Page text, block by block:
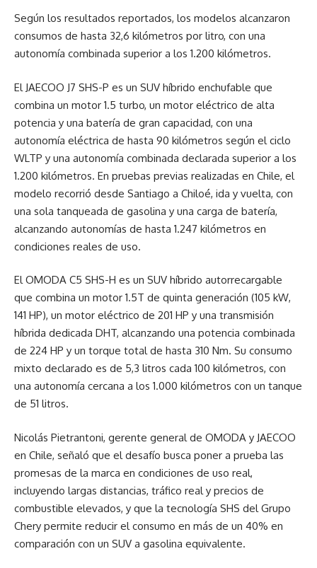
Según los resultados reportados, los modelos alcanzaron
consumos de hasta 32,6 kilómetros por litro, con una
autonomía combinada superior a los 1.200 kilómetros.
El JAECOO J7 SHS-P es un SUV híbrido enchufable que
combina un motor 1.5 turbo, un motor eléctrico de alta
potencia y una batería de gran capacidad, con una
autonomía eléctrica de hasta 90 kilómetros según el ciclo
WLTP y una autonomía combinada declarada superior a los
1.200 kilómetros. En pruebas previas realizadas en Chile, el
modelo recorrió desde Santiago a Chiloé, ida y vuelta, con
una sola tanqueada de gasolina y una carga de batería,
alcanzando autonomías de hasta 1.247 kilómetros en
condiciones reales de uso.
El OMODA C5 SHS-H es un SUV híbrido autorrecargable
que combina un motor 1.5T de quinta generación (105 kW,
141 HP), un motor eléctrico de 201 HP y una transmisión
híbrida dedicada DHT, alcanzando una potencia combinada
de 224 HP y un torque total de hasta 310 Nm. Su consumo
mixto declarado es de 5,3 litros cada 100 kilómetros, con
una autonomía cercana a los 1.000 kilómetros con un tanque
de 51 litros.
Nicolás Pietrantoni, gerente general de OMODA y JAECOO
en Chile, señaló que el desafío busca poner a prueba las
promesas de la marca en condiciones de uso real,
incluyendo largas distancias, tráfico real y precios de
combustible elevados, y que la tecnología SHS del Grupo
Chery permite reducir el consumo en más de un 40% en
comparación con un SUV a gasolina equivalente.